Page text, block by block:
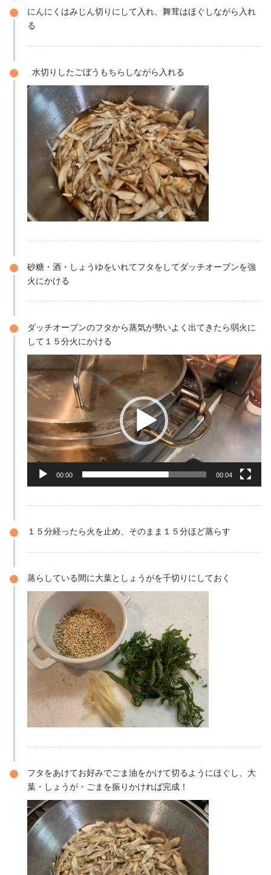
にんにくはみじん切りにして入れ、舞茸はほぐしながら入れ
る
水切りしたごぼうもちらしながら入れる
砂糖・酒・しょうゆをいれてフタをしてダッチオーブンを強
火にかける
ダッチオーブンのフタから蒸気が勢いよく出てきたら弱火に
して１５分火にかける
動
画
プ
ー
ー
00:00 00:04
１５分経ったら火を止め、そのまま１５分ほど蒸らす
蒸らしている間に大葉としょうがを千切りにしておく
フタをあけてお好みでごま油をかけて切るようにほぐし、大
葉・しょうが・ごまを振りかければ完成！